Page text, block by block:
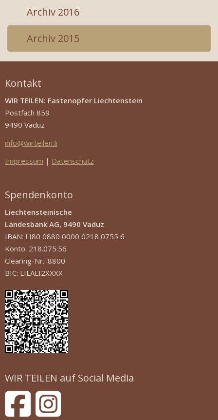
Archiv 2016
Archiv 2015
Kontakt
WIR TEILEN: Fastenopfer Liechtenstein
Postfach 859
9490 Vaduz
info@wirteilen.li
Impressum | Datenschutz
Spendenkonto
Liechtensteinische
Landesbank AG, 9490 Vaduz
IBAN: LI80 0880 0000 0218 0755 6
Konto: 218.075.56
Clearing-Nr.: 8800
BIC: LILALI2XXXX
WIR TEILEN auf Social Media